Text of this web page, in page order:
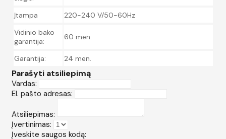
Įtampa
220-240 V/50-60Hz
Vidinio bako
garantija:
60 men.
Garantija: 24 men.
Parašyti atsiliepimą
Vardas:
El. pašto adresas:
Atsiliepimas:
Įvertinimas:
Įveskite saugos kodą: